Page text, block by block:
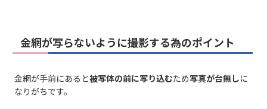
金網が写らないように撮影する為のポイント
金網が手前にあると被写体の前に写り込むため写真が台無しに
なりがちです。